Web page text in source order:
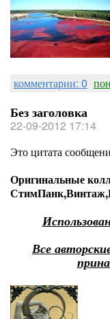
комментарии: 0
Без заголовка
22-09-2012 17:14
Это цитата
Оригинальные
Все